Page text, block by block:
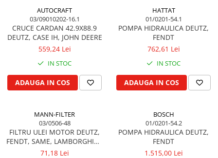
Simering fata arbore motor
Volanta motor, coroana
Simering spate arbore motor
Capac arbore motor
Pistoane, segmenti, camasi
Camasa motor
Inele camasa motor
Set segmenti motor
Piston si segmenti
Pompe ulei motor
Inele fixare janta
Punte fata 4 roţi motrice
Ax transmisie fata
Balansier bucsa punte fata
Cardan, planetara
Carter de butuc, pivot
Cilindru
Disc de frana
Intrare diferential grup conic
Reductor punte fata
Bucsa cuplare, rulment
AUTOCRAFT
03/09010202-16.1
CRUCE CARDAN 42.9X88.9
DEUTZ, CASE IH, JOHN DEERE
559,24 Lei
IN STOC
ADAUGA IN COS
HATTAT
01/0201-54.1
POMPA HIDRAULICA DEUTZ,
FENDT
762,61 Lei
IN STOC
ADAUGA IN COS
MANN-FILTER
03/0506-48
FILTRU ULEI MOTOR DEUTZ,
FENDT, SAME, LAMBORGHINI,
HURLIMANN, STEYR
71,18 Lei
BOSCH
01/0201-54.2
POMPA HIDRAULICA DEUTZ,
FENDT
1.515,00 Lei